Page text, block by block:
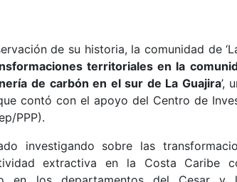
de su historia, la comunidad de
territoriales en la
de carbón en el sur de La Guajira’,
contó con el apoyo del Centro de
PPP).
investigando sobre las
extractiva en la Costa Caribe